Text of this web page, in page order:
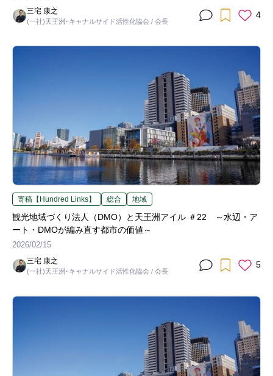
三宅 康之
(一社)天王洲･キャナルサイド活性化協会 / 会長
4
寄稿【Hundred Links】 総合 地域
観光地域づくり法人（DMO）と天王洲アイル ＃22 ～水辺・ア
ート・DMOが編み直す都市の価値～
2026/02/15
三宅 康之
(一社)天王洲･キャナルサイド活性化協会 / 会長
5